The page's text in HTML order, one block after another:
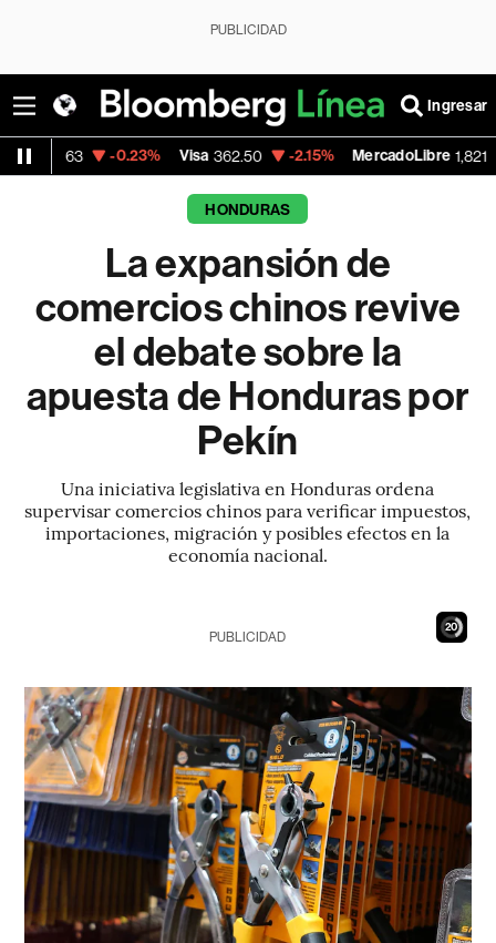
PUBLICIDAD
Ingresar
-0.23% Visa 362.50 -2.15% MercadoLibre 1,821.795 -
HONDURAS
La expansión de
comercios chinos revive
el debate sobre la
apuesta de Honduras por
Pekín
Una iniciativa legislativa en Honduras ordena
supervisar comercios chinos para verificar impuestos,
importaciones, migración y posibles efectos en la
economía nacional.
19
PUBLICIDAD